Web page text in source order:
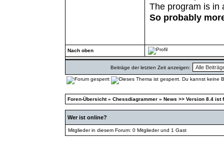
The program is in
So probably
Nach oben
Beiträge der letzten Zeit anzeigen:
Foren-Übersicht» Chessdiagrammer » News >> Version 8.4 ist
Wer ist online?
Mitglieder in diesem Forum: 0 Mitglieder und 1 Gast